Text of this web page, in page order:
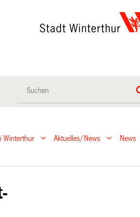
Winterthur Aktuelles/News
News